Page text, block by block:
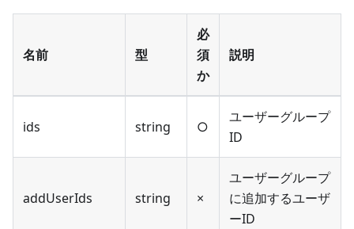
名前 型
必
須
か
説明
ids string ○
ユーザーグループ
ID
addUserIds string ×
ユーザーグループ
に追加するユーザ
ーID